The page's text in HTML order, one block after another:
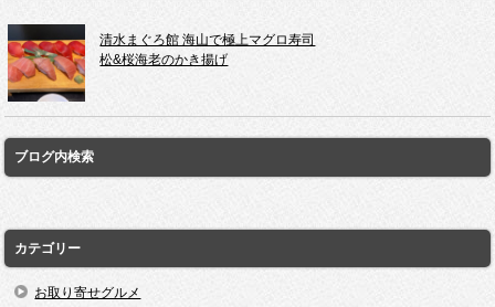
清水まぐろ館 海山で極上マグロ寿司
松&桜海老のかき揚げ
ブログ内検索
カテゴリー
お取り寄せグルメ